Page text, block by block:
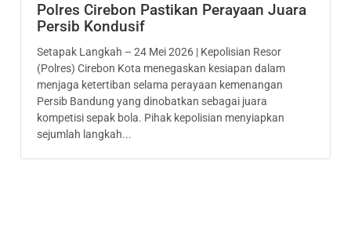
Polres Cirebon Pastikan Perayaan Juara
Persib Kondusif
Setapak Langkah – 24 Mei 2026 | Kepolisian Resor
(Polres) Cirebon Kota menegaskan kesiapan dalam
menjaga ketertiban selama perayaan kemenangan
Persib Bandung yang dinobatkan sebagai juara
kompetisi sepak bola. Pihak kepolisian menyiapkan
sejumlah langkah...